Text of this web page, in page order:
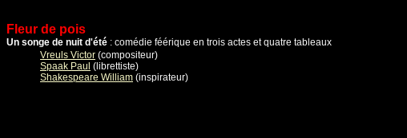
Fleur de pois
Un songe de nuit d'été : comédie féérique en trois actes et quatre tableaux
Vreuls Victor (compositeur)
Spaak Paul (librettiste)
Shakespeare William (inspirateur)